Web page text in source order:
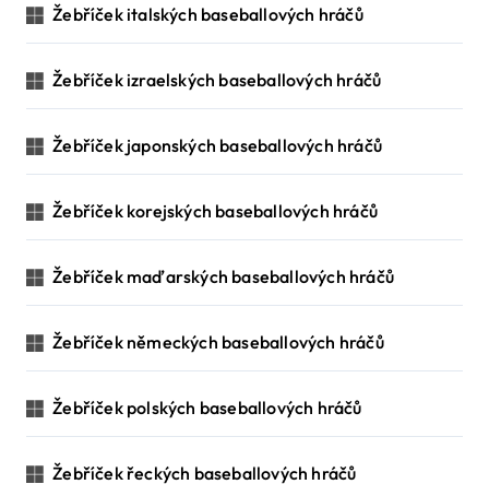
Žebříček italských baseballových hráčů
Žebříček izraelských baseballových hráčů
Žebříček japonských baseballových hráčů
Žebříček korejských baseballových hráčů
Žebříček maďarských baseballových hráčů
Žebříček německých baseballových hráčů
Žebříček polských baseballových hráčů
Žebříček řeckých baseballových hráčů